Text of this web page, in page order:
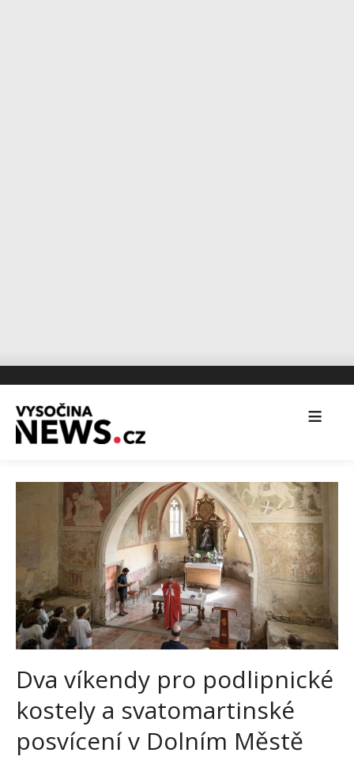
Dva víkendy pro podlipnické
kostely a svatomartinské
posvícení v Dolním Městě